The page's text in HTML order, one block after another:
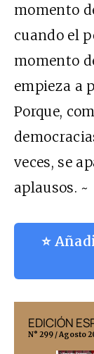
momento
cuando el
momento
empieza a
Porque,
veces, se
aplausos. ~
⭐
EDICIÓN
N° 299 / Agosto